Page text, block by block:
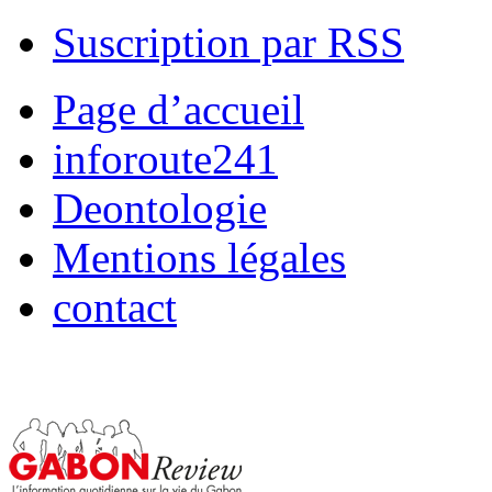
Suscription par RSS
Page d’accueil
inforoute241
Deontologie
Mentions légales
contact